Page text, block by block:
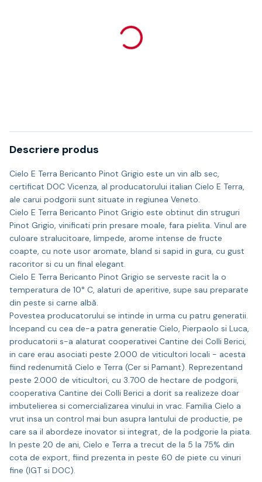
Descriere produs
Cielo E Terra Bericanto Pinot Grigio este un vin alb sec,
certificat DOC Vicenza, al producatorului italian Cielo E Terra,
ale carui podgorii sunt situate in regiunea Veneto.
Cielo E Terra Bericanto Pinot Grigio este obtinut din struguri
Pinot Grigio, vinificati prin presare moale, fara pielita. Vinul are
culoare stralucitoare, limpede, arome intense de fructe
coapte, cu note usor aromate, bland si sapid in gura, cu gust
racoritor si cu un final elegant.
Cielo E Terra Bericanto Pinot Grigio se serveste racit la o
temperatura de 10° C, alaturi de aperitive, supe sau preparate
din peste si carne albă.
Povestea producatorului se intinde in urma cu patru generatii.
Incepand cu cea de-a patra generatie Cielo, Pierpaolo si Luca,
producatorii s-a alaturat cooperativei Cantine dei Colli Berici,
in care erau asociati peste 2.000 de viticultori locali - acesta
fiind redenumită Cielo e Terra (Cer si Pamant). Reprezentand
peste 2.000 de viticultori, cu 3.700 de hectare de podgorii,
cooperativa Cantine dei Colli Berici a dorit sa realizeze doar
imbutelierea si comercializarea vinului in vrac. Familia Cielo a
vrut insa un control mai bun asupra lantului de productie, pe
care sa il abordeze inovator si integrat, de la podgorie la piata.
In peste 20 de ani, Cielo e Terra a trecut de la 5 la 75% din
cota de export, fiind prezenta in peste 60 de piete cu vinuri
fine (IGT si DOC).